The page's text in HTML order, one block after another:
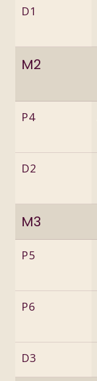
D1
M2
P4
D2
M3
P5
P6
D3